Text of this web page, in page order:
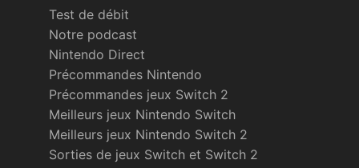
Test de débit
Notre podcast
Nintendo Direct
Précommandes Nintendo
Précommandes jeux Switch 2
Meilleurs jeux Nintendo Switch
Meilleurs jeux Nintendo Switch 2
Sorties de jeux Switch et Switch 2